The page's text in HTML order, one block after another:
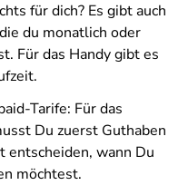
für dich? Es gibt auch
du monatlich oder
Für das Handy gibt es
Tarife: Für das
Du zuerst Guthaben
entscheiden, wann Du
möchtest.